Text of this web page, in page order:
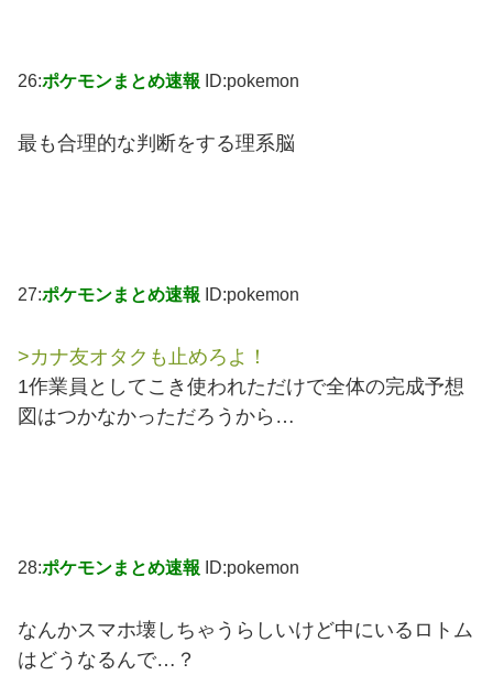
26:ポケモンまとめ速報 ID:pokemon
最も合理的な判断をする理系脳
27:ポケモンまとめ速報 ID:pokemon
>カナ友オタクも止めろよ！
1作業員としてこき使われただけで全体の完成予想
図はつかなかっただろうから…
28:ポケモンまとめ速報 ID:pokemon
なんかスマホ壊しちゃうらしいけど中にいるロトム
はどうなるんで…？